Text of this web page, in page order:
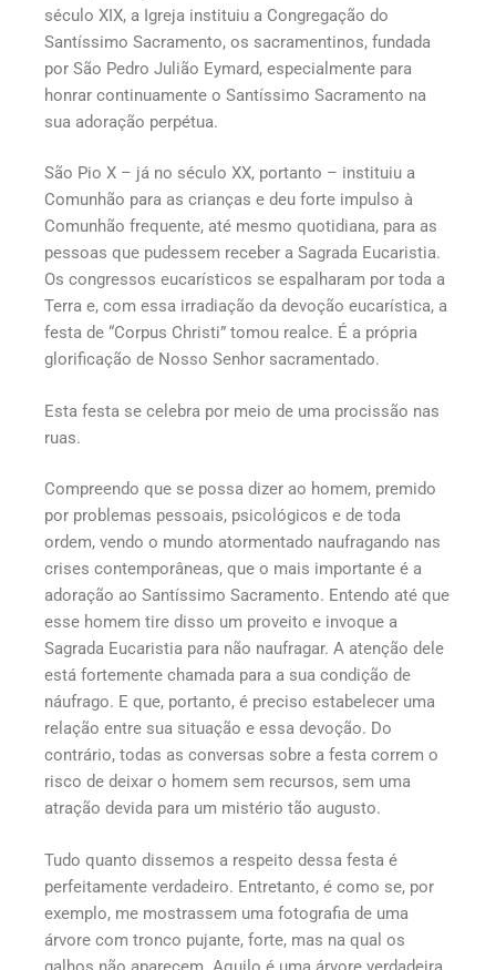
século XIX, a Igreja instituiu a Congregação do
Santíssimo Sacramento, os sacramentinos, fundada
por São Pedro Julião Eymard, especialmente para
honrar continuamente o Santíssimo Sacramento na
sua adoração perpétua.
São Pio X – já no século XX, portanto – instituiu a
Comunhão para as crianças e deu forte impulso à
Comunhão frequente, até mesmo quotidiana, para as
pessoas que pudessem receber a Sagrada Eucaristia.
Os congressos eucarísticos se espalharam por toda a
Terra e, com essa irradiação da devoção eucarística, a
festa de “Corpus Christi” tomou realce. É a própria
glorificação de Nosso Senhor sacramentado.
Esta festa se celebra por meio de uma procissão nas
ruas.
Compreendo que se possa dizer ao homem, premido
por problemas pessoais, psicológicos e de toda
ordem, vendo o mundo atormentado naufragando nas
crises contemporâneas, que o mais importante é a
adoração ao Santíssimo Sacramento. Entendo até que
esse homem tire disso um proveito e invoque a
Sagrada Eucaristia para não naufragar. A atenção dele
está fortemente chamada para a sua condição de
náufrago. E que, portanto, é preciso estabelecer uma
relação entre sua situação e essa devoção. Do
contrário, todas as conversas sobre a festa correm o
risco de deixar o homem sem recursos, sem uma
atração devida para um mistério tão augusto.
Tudo quanto dissemos a respeito dessa festa é
perfeitamente verdadeiro. Entretanto, é como se, por
exemplo, me mostrassem uma fotografia de uma
árvore com tronco pujante, forte, mas na qual os